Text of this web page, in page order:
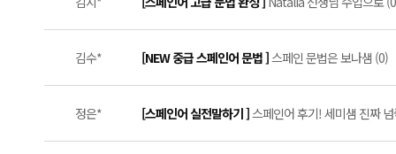
김수* [NEW 중급 스페인어 문법 ]스페인 문법은 보나샘 (0)
정은* [스페인어 실전말하기 ]스페인어 후기! 세미샘 진짜